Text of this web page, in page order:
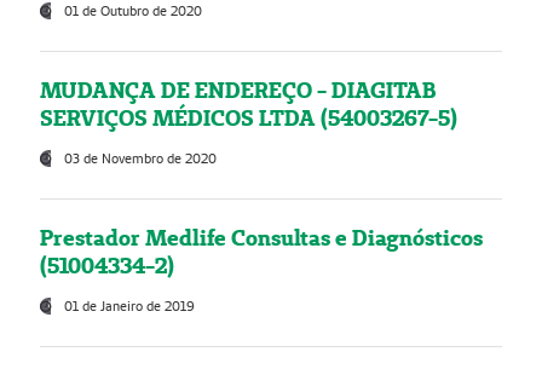
01 de Outubro de 2020
MUDANÇA DE ENDEREÇO - DIAGITAB
SERVIÇOS MÉDICOS LTDA (54003267-5)
03 de Novembro de 2020
Prestador Medlife Consultas e Diagnósticos
(51004334-2)
01 de Janeiro de 2019